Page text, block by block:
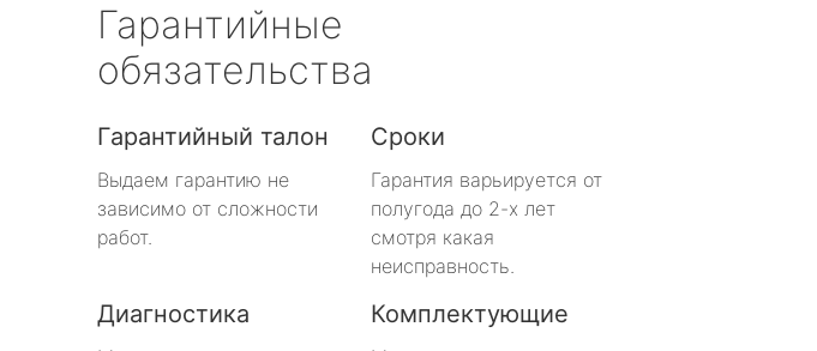
Гарантийные
обязательства
Гарантийный талон
Выдаем гарантию не
зависимо от сложности
работ.
Сроки
Гарантия варьируется от
полугода до 2-х лет
смотря какая
неисправность.
Диагностика Комплектующие